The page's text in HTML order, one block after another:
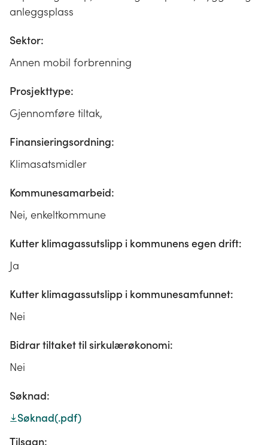
anleggsplass
Sektor:
Annen mobil forbrenning
Prosjekttype:
Gjennomføre tiltak,
Finansieringsordning:
Klimasatsmidler
Kommunesamarbeid:
Nei, enkeltkommune
Kutter klimagassutslipp i kommunens egen drift:
Ja
Kutter klimagassutslipp i kommunesamfunnet:
Nei
Bidrar tiltaket til sirkulærøkonomi:
Nei
Søknad:
Søknad(.pdf)
Tilsagn: